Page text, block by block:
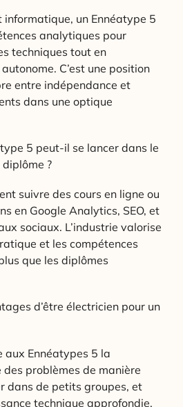
informatique, un Ennéatype 5
analytiques pour
techniques tout en
C’est une position
entre indépendance et
dans une optique
5 peut-il se lancer dans le
?
suivre des cours en ligne ou
en Google Analytics, SEO, et
sociaux. L’industrie valorise
et les compétences
que les diplômes
d’être électricien pour un
aux Ennéatypes 5 la
problèmes de manière
dans de petits groupes, et
technique approfondie,